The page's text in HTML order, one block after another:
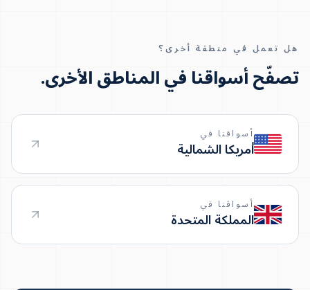
هل تعمل في منطقة أخرى؟
تصفّح أسواقنا في المناطق الأخرى.
أسواقنا في
أمريكا الشمالية
أسواقنا في
المملكة المتحدة